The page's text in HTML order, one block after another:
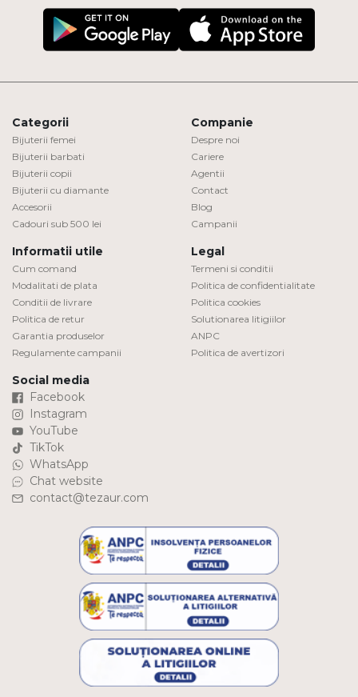
Categorii
Bijuterii femei
Bijuterii barbati
Bijuterii copii
Bijuterii cu diamante
Accesorii
Cadouri sub 500 lei
Companie
Despre noi
Cariere
Agentii
Contact
Blog
Campanii
Informatii utile
Cum comand
Modalitati de plata
Conditii de livrare
Politica de retur
Garantia produselor
Regulamente campanii
Legal
Termeni si conditii
Politica de confidentialitate
Politica cookies
Solutionarea litigiilor
ANPC
Politica de avertizori
Social media
Facebook
Instagram
YouTube
TikTok
WhatsApp
Chat website
contact@tezaur.com